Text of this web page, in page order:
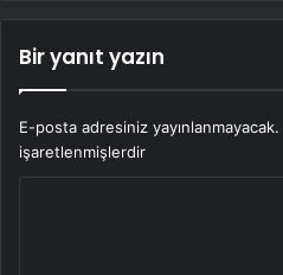
Bir yanıt yazın
E-posta adresiniz yayınlanmayacak.
işaretlenmişlerdir